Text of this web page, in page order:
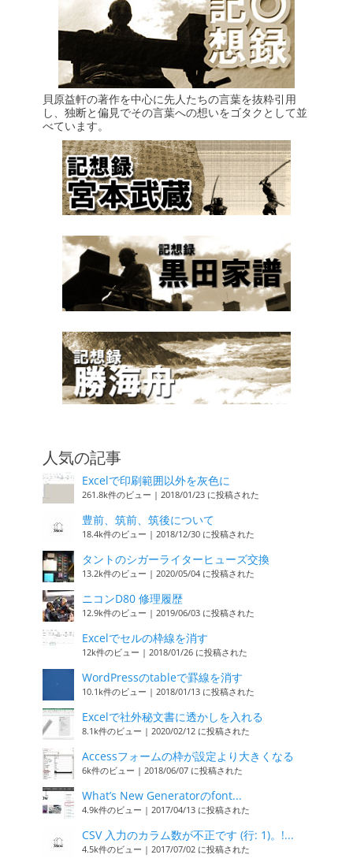
貝原益軒の著作を中心に先人たちの言葉を抜粋引用
し、独断と偏見でその言葉への想いをゴタクとして並
べています。
人気の記事
Excelで印刷範囲以外を灰色に
261.8k件のビュー | 2018/01/23 に投稿された
豊前、筑前、筑後について
18.4k件のビュー | 2018/12/30 に投稿された
タントのシガーライターヒューズ交換
13.2k件のビュー | 2020/05/04 に投稿された
ニコンD80 修理履歴
12.9k件のビュー | 2019/06/03 に投稿された
Excelでセルの枠線を消す
12k件のビュー | 2018/01/26 に投稿された
WordPressのtableで罫線を消す
10.1k件のビュー | 2018/01/13 に投稿された
Excelで社外秘文書に透かしを入れる
8.1k件のビュー | 2020/02/12 に投稿された
Accessフォームの枠が設定より大きくなる
6k件のビュー | 2018/06/07 に投稿された
What’s New Generatorのfont...
4.9k件のビュー | 2017/04/13 に投稿された
CSV 入力のカラム数が不正です (行: 1)。!...
4.5k件のビュー | 2017/07/02 に投稿された